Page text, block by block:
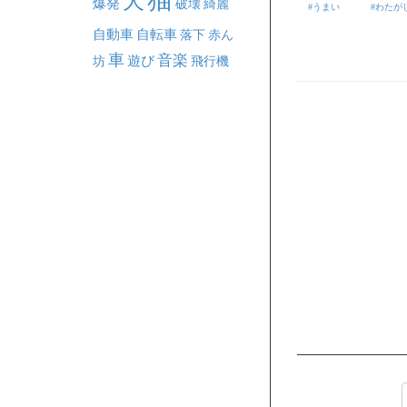
うまい わたがし
爆発 破壊綺麗
自動車 自転車落下赤ん
坊車遊び音楽 飛行機